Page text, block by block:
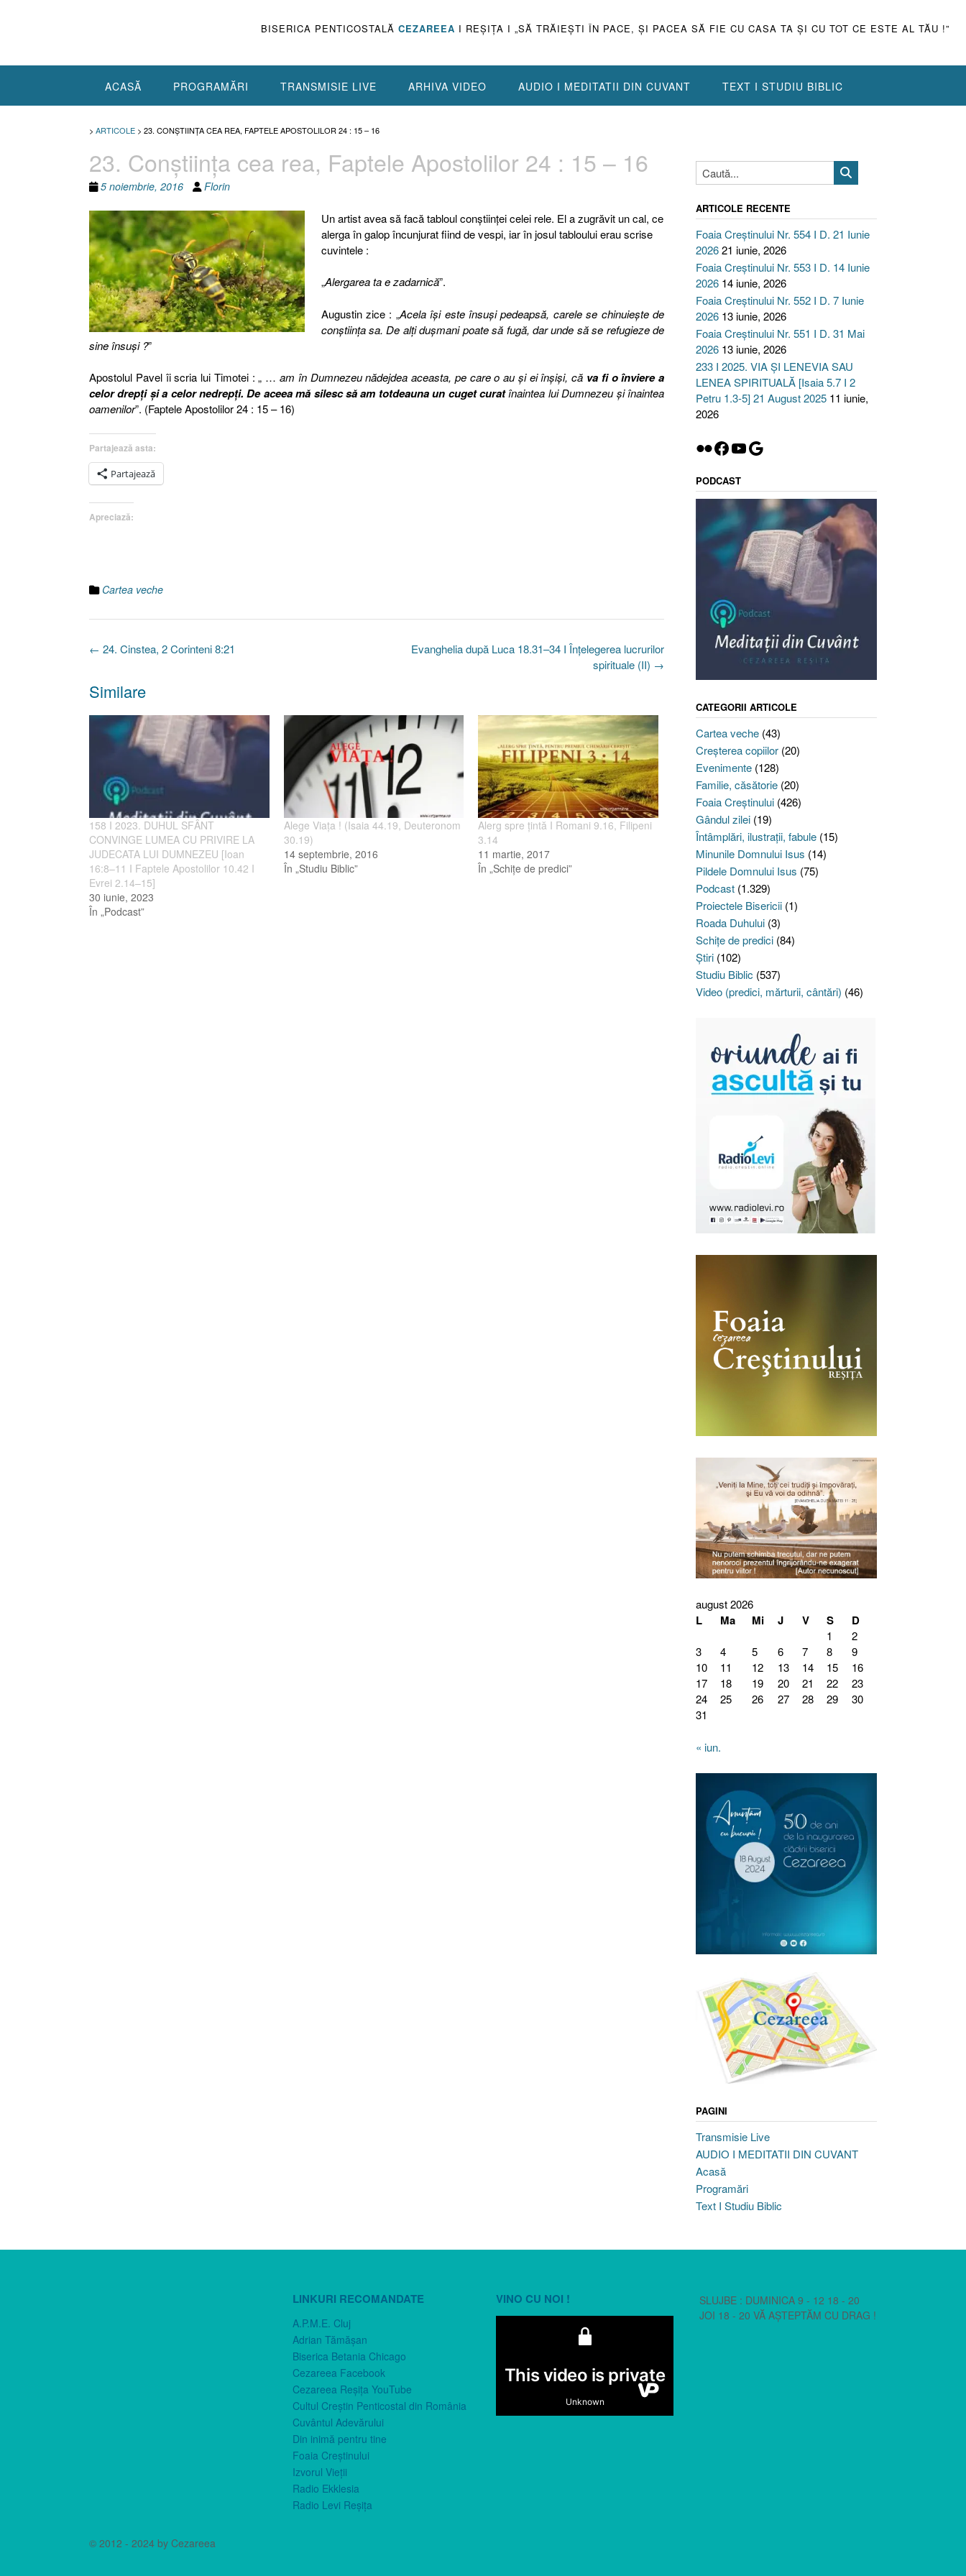
BISERICA PENTICOSTALĂ CEZAREEA I REŞIŢA I „SĂ TRĂIEŞTI ÎN PACE, ŞI PACEA SĂ FIE CU CASA TA ŞI CU TOT CE ESTE AL TĂU !”
ACASĂ PROGRAMĂRI TRANSMISIE LIVE ARHIVA VIDEO AUDIO I MEDITATII DIN CUVANT TEXT I STUDIU BIBLIC
> ARTICOLE > 23. CONŞTIINŢA CEA REA, FAPTELE APOSTOLILOR 24 : 15 – 16
23. Conştiinţa cea rea, Faptele Apostolilor 24 : 15 – 16
5 noiembrie, 2016 Florin
Un artist avea să facă tabloul conştiinţei celei rele. El a zugrăvit un cal, ce
alerga în galop încunjurat fiind de vespi, iar în josul tabloului erau scrise
cuvintele :
„Alergarea ta e zadarnică”.
Augustin zice : „Acela îşi este însuşi pedeapsă, carele se chinuieşte de
conştiinţa sa. De alţi duşmani poate să fugă, dar unde să se refugieze de
sine însuşi ?”
Apostolul Pavel îi scria lui Timotei : „ … am în Dumnezeu nădejdea aceasta, pe care o au şi ei înşişi, că va fi o înviere a
celor drepţi şi a celor nedrepţi. De aceea mă silesc să am totdeauna un cuget curatînaintea lui Dumnezeu şi înaintea
oamenilor”. (Faptele Apostolilor 24 : 15 – 16)
Partajează asta:
Partajează
Apreciază:
Cartea veche
Post
Evanghelia după Luca 18.31–34 I Înţelegerea lucrurilor
spirituale (II) →
← 24. Cinstea, 2 Corinteni 8:21
Similare
158 I 2023. DUHUL SFÂNT
CONVINGE LUMEA CU PRIVIRE LA
JUDECATA LUI DUMNEZEU [Ioan
16:8–11 I Faptele Apostolilor 10.42 I
Evrei 2.14–15]
30 iunie, 2023
În „Podcast”
Alege Viaţa ! (Isaia 44.19, Deuteronom
30.19)
14 septembrie, 2016
În „Studiu Biblic”
Alerg spre ţintă I Romani 9.16, Filipeni
3.14
11 martie, 2017
În „Schiţe de predici”
ARTICOLE RECENTE
Foaia Creștinului Nr. 554 I D. 21 Iunie
202621 iunie, 2026
Foaia Creștinului Nr. 553 I D. 14 Iunie
2026 14 iunie, 2026
Foaia Creștinului Nr. 552 I D. 7 Iunie
2026 13 iunie, 2026
Foaia Creștinului Nr. 551 I D. 31 Mai
2026 13 iunie, 2026
233 I 2025. VIA ȘI LENEVIA SAU
LENEA SPIRITUALĂ [Isaia 5.7 I 2
Petru 1.3-5] 21 August 2025 11 iunie,
2026
Flickr
Facebook
YouTube
Google
PODCAST
CATEGORII ARTICOLE
Cartea veche(43)
Creşterea copiilor(20)
Evenimente(128)
Familie, căsătorie(20)
Foaia Creştinului(426)
Gândul zilei(19)
Întâmplări, ilustraţii, fabule(15)
Minunile Domnului Isus (14)
Pildele Domnului Isus (75)
Podcast(1.329)
Proiectele Bisericii(1)
Roada Duhului(3)
Schiţe de predici(84)
Ştiri(102)
Studiu Biblic (537)
Video (predici, mărturii, cântări) (46)
august 2026
L Ma Mi J V S D
1
2
3
4 5 6 7 8
9
10
11 12 13 14 15
16
17
18 19 20 21 22
23
24
25 26 27 28 29
30
31
« iun.
PAGINI
Transmisie Live
AUDIO I MEDITATII DIN CUVANT
Acasă
Programări
Text I Studiu Biblic
LINKURI RECOMANDATE
A.P.M.E. Cluj
Adrian Tămăşan
Biserica Betania Chicago
Cezareea Facebook
Cezareea Reşiţa YouTube
Cultul Creştin Penticostal din România
Cuvântul Adevărului
Din inimă pentru tine
Foaia Creştinului
Izvorul Vieţii
Radio Ekklesia
Radio Levi Reşiţa
VINO CU NOI !
SLUJBE : DUMINICA 9 - 12 18 - 20
JOI 18 - 20 VĂ AȘTEPTĂM CU DRAG !
© 2012 - 2024 by Cezareea